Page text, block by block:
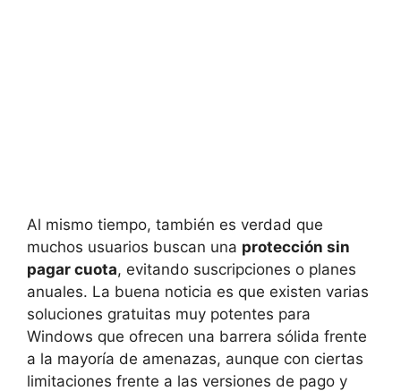
Al mismo tiempo, también es verdad que
muchos usuarios buscan una protección sin
pagar cuota, evitando suscripciones o planes
anuales. La buena noticia es que existen varias
soluciones gratuitas muy potentes para
Windows que ofrecen una barrera sólida frente
a la mayoría de amenazas, aunque con ciertas
limitaciones frente a las versiones de pago y